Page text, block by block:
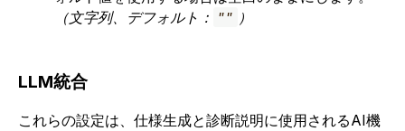
（文字列、デフォルト： "" ）
LLM統合
これらの設定は、仕様生成と診断説明に使用されるAI機